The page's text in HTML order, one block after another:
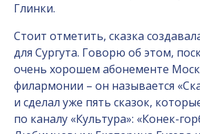
Глинки.
Стоит отметить, сказка
для Сургута. Говорю об этом,
очень хорошем абонементе
филармонии – он называется
и сделал уже пять сказок,
по каналу «Культура»: «Конек-